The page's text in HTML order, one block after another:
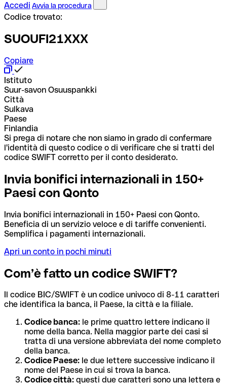
Accedi Avvia la procedura
Codice trovato:
SUOUFI21XXX
Copiare
Istituto
Suur-savon Osuuspankki
Città
Sulkava
Paese
Finlandia
Si prega di notare che non siamo in grado di confermare
l'identità di questo codice o di verificare che si tratti del
codice SWIFT corretto per il conto desiderato.
Invia bonifici internazionali in 150+
Paesi con Qonto
Invia bonifici internazionali in 150+ Paesi con Qonto.
Beneficia di un servizio veloce e di tariffe convenienti.
Semplifica i pagamenti internazionali.
Apri un conto in pochi minuti
Com’è fatto un codice SWIFT?
Il codice BIC/SWIFT è un codice univoco di 8-11 caratteri
che identifica la banca, il Paese, la città e la filiale.
Codice banca: le prime quattro lettere indicano il
nome della banca. Nella maggior parte dei casi si
tratta di una versione abbreviata del nome completo
della banca.
Codice Paese: le due lettere successive indicano il
nome del Paese in cui si trova la banca.
Codice città: questi due caratteri sono una lettera e